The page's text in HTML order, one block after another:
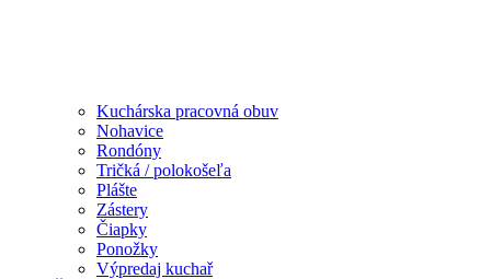
Kuchárska pracovná obuv
Nohavice
Rondóny
Tričká / polokošeľa
Plášte
Zástery
Čiapky
Ponožky
Výpredaj kuchař